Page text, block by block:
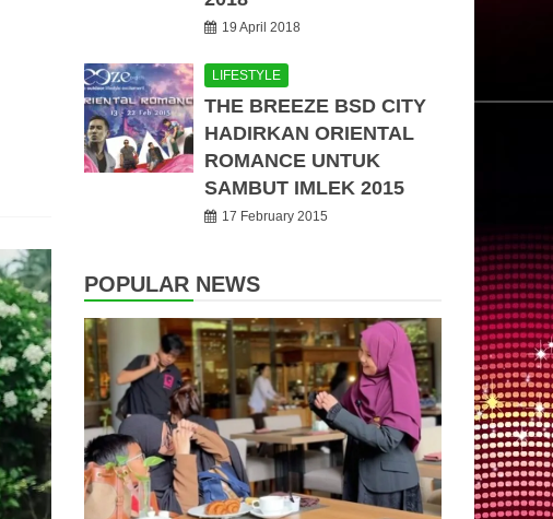
19 April 2018
LIFESTYLE
THE BREEZE BSD CITY
HADIRKAN ORIENTAL
ROMANCE UNTUK
SAMBUT IMLEK 2015
17 February 2015
POPULAR NEWS